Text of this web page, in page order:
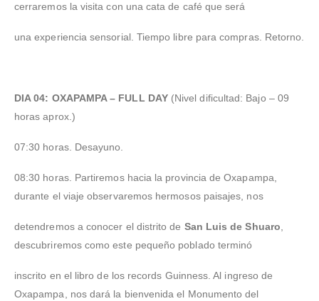
cerraremos la visita con una cata de café que será
una experiencia sensorial. Tiempo libre para compras. Retorno.
DIA 04: OXAPAMPA – FULL DAY (Nivel dificultad: Bajo – 09
horas aprox.)
07:30 horas. Desayuno.
08:30 horas. Partiremos hacia la provincia de Oxapampa,
durante el viaje observaremos hermosos paisajes, nos
detendremos a conocer el distrito de San Luis de Shuaro,
descubriremos como este pequeño poblado terminó
inscrito en el libro de los records Guinness. Al ingreso de
Oxapampa, nos dará la bienvenida el Monumento del